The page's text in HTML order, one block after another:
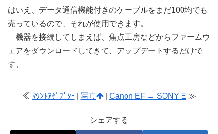
はいえ、データ通信機能付きのケーブルをまだ100均でも
売っているので、それが使用できます。
機器を接続してしまえば、焦点工房などからファームウ
ェアをダウンロードしてきて、アップデートするだけで
す。
≪ ﾏｳﾝﾄｱﾀﾞﾌﾟﾀｰ 写真 | Canon EF → SONY E ≫
シェアする